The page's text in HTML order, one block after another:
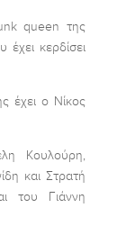
queen της
κερδίσει
έχει ο Νίκος
Κουλούρη,
και Στρατή
του Γιάννη